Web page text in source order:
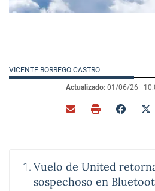
VICENTE BORREGO CASTRO
Actualizado: 01/06/26 |
Vuelo de United
sospechoso en